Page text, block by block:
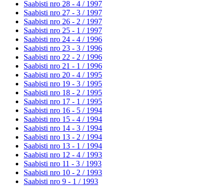
Saabisti nro 28 - 4 / 1997
Saabisti nro 27 - 3 / 1997
Saabisti nro 26 - 2 / 1997
Saabisti nro 25 - 1 / 1997
Saabisti nro 24 - 4 / 1996
Saabisti nro 23 - 3 / 1996
Saabisti nro 22 - 2 / 1996
Saabisti nro 21 - 1 / 1996
Saabisti nro 20 - 4 / 1995
Saabisti nro 19 - 3 / 1995
Saabisti nro 18 - 2 / 1995
Saabisti nro 17 - 1 / 1995
Saabisti nro 16 - 5 / 1994
Saabisti nro 15 - 4 / 1994
Saabisti nro 14 - 3 / 1994
Saabisti nro 13 - 2 / 1994
Saabisti nro 13 - 1 / 1994
Saabisti nro 12 - 4 / 1993
Saabisti nro 11 - 3 / 1993
Saabisti nro 10 - 2 / 1993
Saabisti nro 9 - 1 / 1993